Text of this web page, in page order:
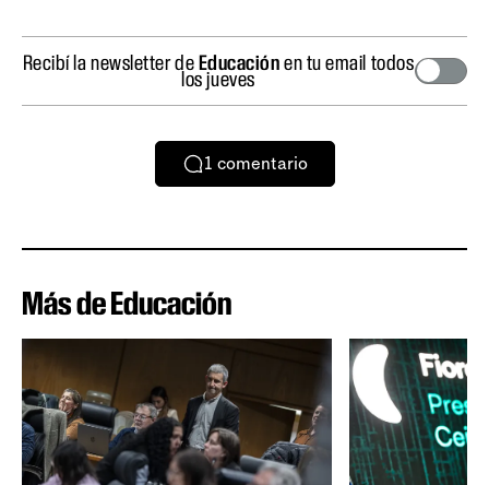
Recibí la newsletter deEducaciónen tu email todos
los jueves
1 comentario
Más de Educación